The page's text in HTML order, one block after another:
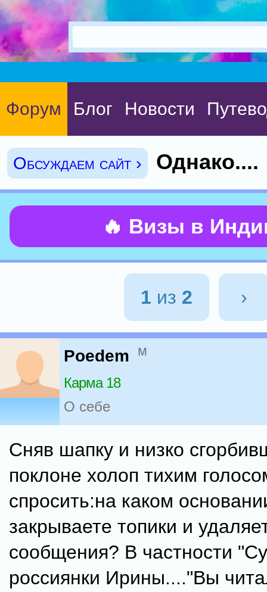
Форум Блог Новости
Обсуждаем сайт › Однако....
🔥 Визы в
1 из 2 ›
Poedem м
Карма 18
О себе
Сняв шапку и низко
поклоне холоп тихим
спросить:на каком
закрываете топики и
сообщения? В частности
россиянки Ирины...."Вы